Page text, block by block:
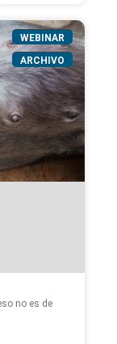
WEBINAR
ARCHIVO
no es de